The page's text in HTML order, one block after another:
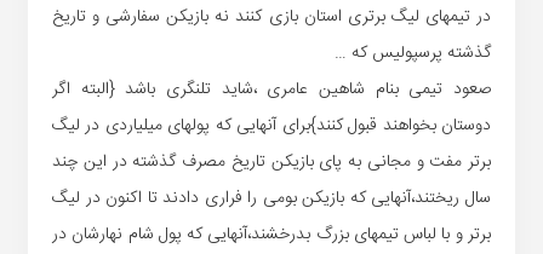
در تیمهای لیگ برتری استان بازی کنند نه بازیکن سفارشی و تاریخ
گذشته پرسپولیس که …
صعود تیمی بنام شاهین عامری ،شاید تلنگری باشد {البته اگر
دوستان بخواهند قبول کنند}برای آنهایی که پولهای میلیاردی در لیگ
برتر مفت و مجانی به پای بازیکن تاریخ مصرف گذشته در این چند
سال ریختند،آنهایی که بازیکن بومی را فراری دادند تا اکنون در لیگ
برتر و با لباس تیمهای بزرگ بدرخشند،آنهایی که پول شام نهارشان در